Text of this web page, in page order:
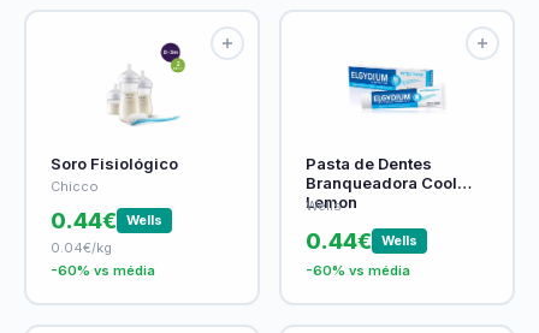
Soro Fisiológico
Chicco
0.44€
Wells
0.04€/kg
-60% vs média
Pasta de Dentes
Branqueadora Cool
Lemon
Wells
0.44€
Wells
-60% vs média